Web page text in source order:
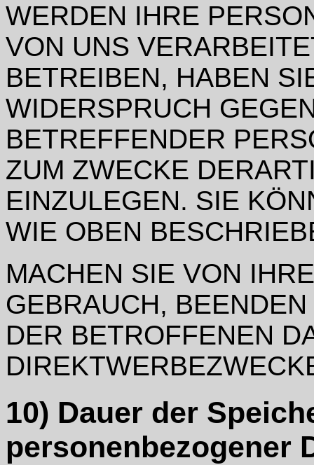
WERDEN IHRE
VON UNS
BETREIBEN, HABEN
WIDERSPRUCH
BETREFFENDER
ZUM ZWECKE
EINZULEGEN. SIE
WIE OBEN
MACHEN SIE VON
GEBRAUCH,
DER BETROFFENEN
10) Dauer der
personenbezogener